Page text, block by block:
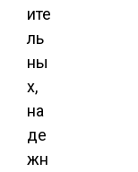
ите
ль
ны
х,
на
де
жн